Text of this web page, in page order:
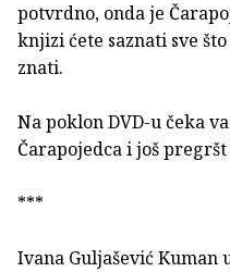
potvrdno, onda je
knjizi ćete saznati sve
znati.
Na poklon DVD-u čeka
Čarapojedca i još
***
Ivana Guljašević Kuman